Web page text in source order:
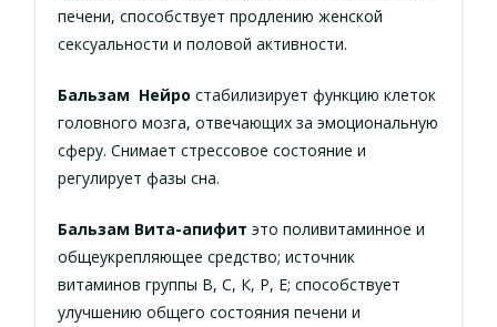
печени, способствует продлению женской
сексуальности и половой активности.
Бальзам Нейро стабилизирует функцию клеток
головного мозга, отвечающих за эмоциональную
сферу. Снимает стрессовое состояние и
регулирует фазы сна.
Бальзам Вита-апифит это поливитаминное и
общеукрепляющее средство; источник
витаминов группы B, С, К, P, E; способствует
улучшению общего состояния печени и